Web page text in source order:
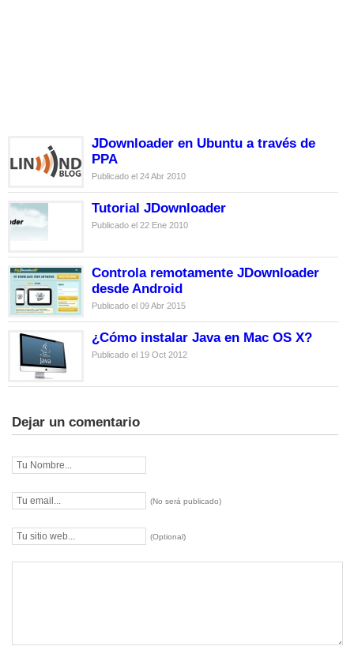
JDownloader en Ubuntu a través de
PPA
Publicado el 24 Abr 2010
Tutorial JDownloader
Publicado el 22 Ene 2010
Controla remotamente JDownloader
desde Android
Publicado el 09 Abr 2015
¿Cómo instalar Java en Mac OS X?
Publicado el 19 Oct 2012
Dejar un comentario
(No será publicado)
(Optional)